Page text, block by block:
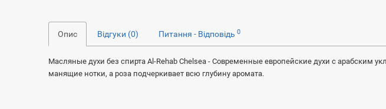
Опис Відгуки (0) Питання - Відповідь0
Масляные духи без спирта Al-Rehab Chelsea - Современные европейские духи с
манящие нотки, а роза подчеркивает всю глубину аромата.